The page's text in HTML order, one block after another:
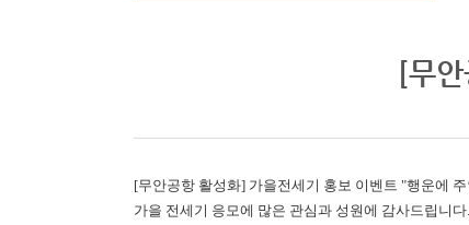
[무
[무안공항 활성화] 가을전세기 홍보 이벤트 "행운에
가을 전세기 응모에 많은 관심과 성원에 감사드립니다.